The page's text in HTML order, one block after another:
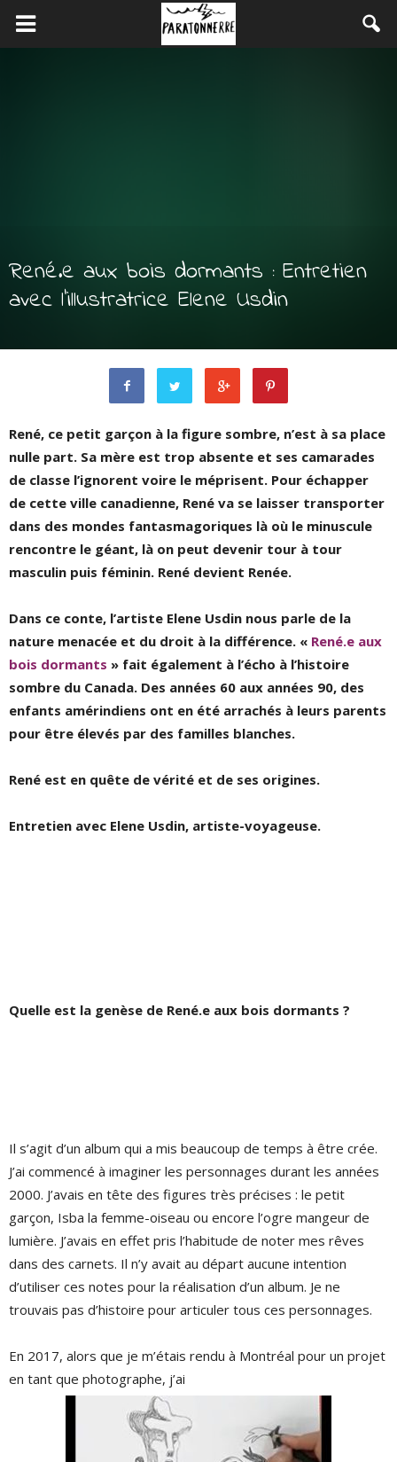
René.e aux bois dormants : Entretien
avec l’illustratrice Elene Usdin
René, ce petit garçon à la figure sombre, n’est à sa place
nulle part. Sa mère est trop absente et ses camarades
de classe l’ignorent voire le méprisent. Pour échapper
de cette ville canadienne, René va se laisser transporter
dans des mondes fantasmagoriques là où le minuscule
rencontre le géant, là on peut devenir tour à tour
masculin puis féminin. René devient Renée.
Dans ce conte, l’artiste Elene Usdin nous parle de la
nature menacée et du droit à la différence. « René.e aux
bois dormants » fait également à l’écho à l’histoire
sombre du Canada. Des années 60 aux années 90, des
enfants amérindiens ont en été arrachés à leurs parents
pour être élevés par des familles blanches.
René est en quête de vérité et de ses origines.
Entretien avec Elene Usdin, artiste-voyageuse.
Quelle est la genèse de René.e aux bois dormants ?
Il s’agit d’un album qui a mis beaucoup de temps à être crée.
J’ai commencé à imaginer les personnages durant les années
2000. J’avais en tête des figures très précises : le petit
garçon, Isba la femme-oiseau ou encore l’ogre mangeur de
lumière. J’avais en effet pris l’habitude de noter mes rêves
dans des carnets. Il n’y avait au départ aucune intention
d’utiliser ces notes pour la réalisation d’un album. Je ne
trouvais pas d’histoire pour articuler tous ces personnages.
En 2017, alors que je m’étais rendu à Montréal pour un projet
en tant que photographe, j’ai